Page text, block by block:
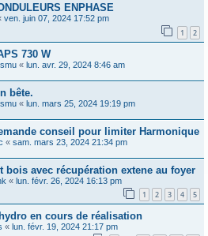
ENPHASE
ven. juin 07, 2024 17:52 pm
1 2
730 W
« lun. avr. 29, 2024 8:46 am
bête.
« lun. mars 25, 2024 19:19 pm
conseil pour limiter Harmonique
« sam. mars 23, 2024 21:34 pm
bois avec récupération extene au foyer
« lun. févr. 26, 2024 16:13 pm
1 2 3 4 5
en cours de réalisation
« lun. févr. 19, 2024 21:17 pm